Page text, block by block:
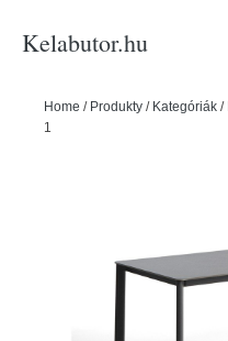
Kelabutor.hu
Home / Produkty / Kategóriák /
100x220 cm Anafi – Kave Home